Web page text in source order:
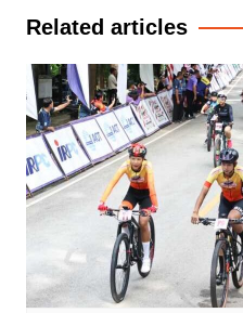
Related articles